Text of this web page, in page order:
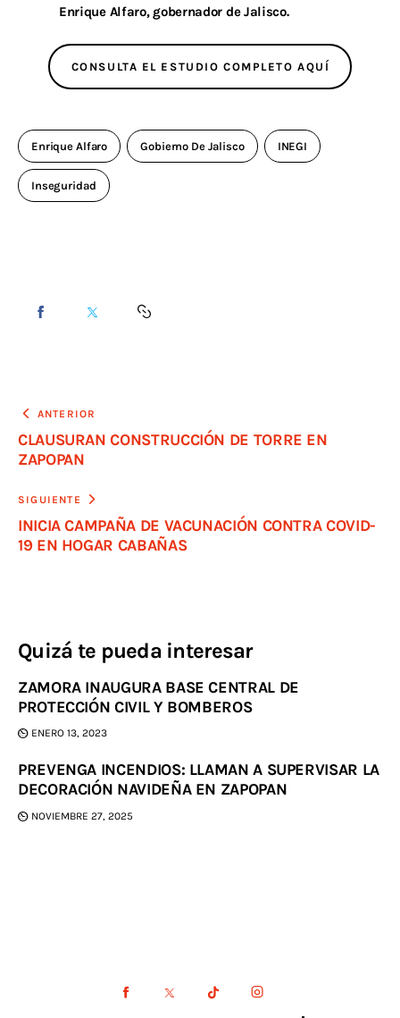
Enrique Alfaro, gobernador de Jalisco.
CONSULTA EL ESTUDIO COMPLETO AQUÍ
Enrique Alfaro Gobierno De Jalisco INEGI
Inseguridad
ANTERIOR
CLAUSURAN CONSTRUCCIÓN DE TORRE EN
ZAPOPAN
SIGUIENTE
INICIA CAMPAÑA DE VACUNACIÓN CONTRA COVID-
19 EN HOGAR CABAÑAS
Quizá te pueda interesar
ZAMORA INAUGURA BASE CENTRAL DE
PROTECCIÓN CIVIL Y BOMBEROS
ENERO 13, 2023
PREVENGA INCENDIOS: LLAMAN A SUPERVISAR LA
DECORACIÓN NAVIDEÑA EN ZAPOPAN
NOVIEMBRE 27, 2025